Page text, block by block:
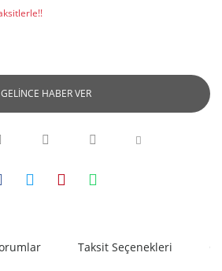
GELİNCE HABER VER
Taksit Seçenekleri